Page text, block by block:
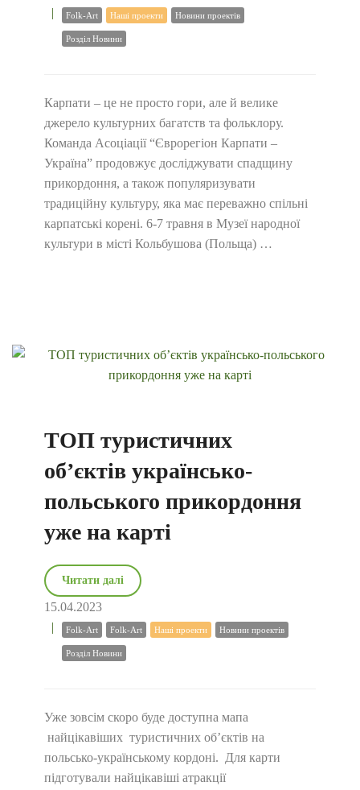
Folk-Art Наші проекти Новини проектів
Розділ Новини
Карпати – це не просто гори, але й велике
джерело культурних багатств та фольклору.
Команда Асоціації “Єврорегіон Карпати –
Україна” продовжує досліджувати спадщину
прикордоння, а також популяризувати
традиційну культуру, яка має переважно спільні
карпатські корені. 6-7 травня в Музеї народної
культури в місті Кольбушова (Польща) …
ТОП туристичних
об’єктів українсько-
польського прикордоння
уже на карті
Читати далі
15.04.2023
Folk-Art Folk-Art Наші проекти Новини проектів
Розділ Новини
Уже зовсім скоро буде доступна мапа
найцікавіших туристичних об’єктів на
польсько-українському кордоні. Для карти
підготували найцікавіші атракції